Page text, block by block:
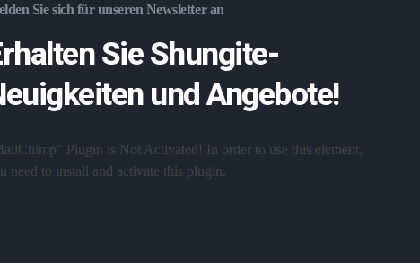
Sie sich für unseren Newsletter an
Sie Shungite-
und Angebote!
Plugin is Not Activated! In order to use this element,
need to install and activate this plugin.